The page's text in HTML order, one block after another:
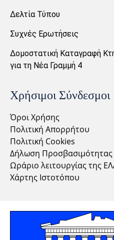
Δελτία Τύπου
Συχνές Ερωτήσεις
Δομοστατική Καταγραφή
για τη Νέα Γραμμή 4
Χρήσιμοι Σύνδεσμοι
Όροι Χρήσης
Πολιτική Απορρήτου
Πολιτική Cookies
Δήλωση Προσβασιμότητας
Ωράριο λειτουργίας της
Χάρτης Ιστοτόπου